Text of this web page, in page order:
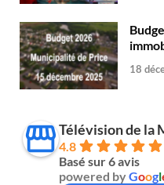
18
Télévision de la
4.8
Basé sur 6 avis
powered byGoogl